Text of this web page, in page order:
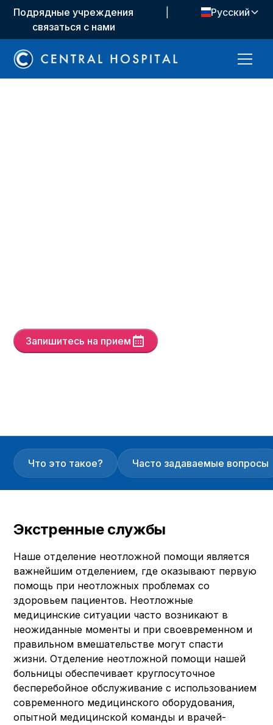
Подрядные учреждения
связаться с нами
Русский
Запишитесь на прием
Что это такое? Часто задаваемые вопросы
Экстренные службы
Наше отделение неотложной помощи является
важнейшим отделением, где оказывают первую
помощь при неотложных проблемах со
здоровьем пациентов. Неотложные
медицинские ситуации часто возникают в
неожиданные моменты и при своевременном и
правильном вмешательстве могут спасти
жизни. Отделение неотложной помощи нашей
больницы обеспечивает круглосуточное
бесперебойное обслуживание с использованием
современного медицинского оборудования,
опытной медицинской команды и врачей-